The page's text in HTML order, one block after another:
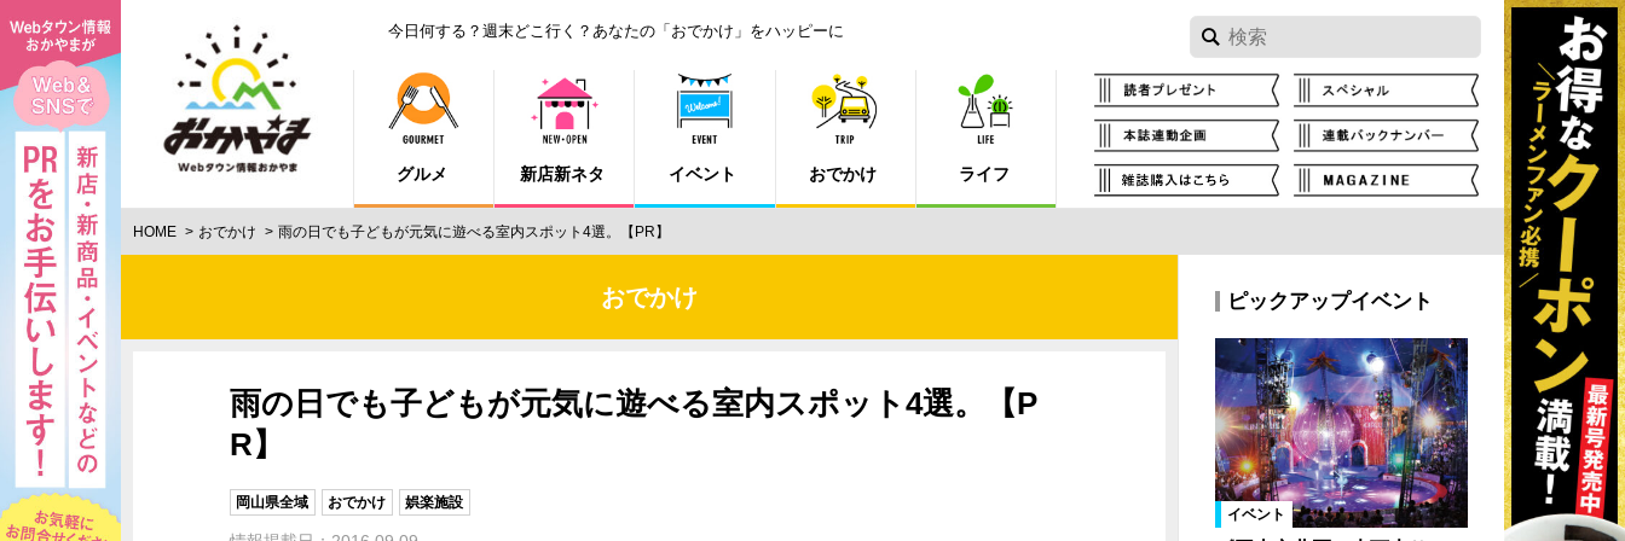
今日何する？週末どこ行く？あなたの「おでかけ」をハッピーに
グルメ 新店新ネタ イベント おでかけ ライフ
HOME おでかけ 雨の日でも子どもが元気に遊べる室内スポット4選。【PR】
おでかけ
雨の日でも子どもが元気に遊べる室内スポット4選。【P
R】
岡山県全域 おでかけ 娯楽施設
ピックアップイベント
イベント